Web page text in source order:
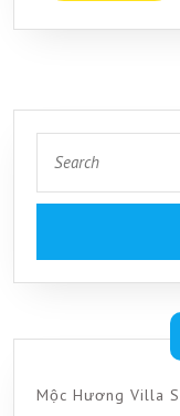
for:
Mộc Hương Villa